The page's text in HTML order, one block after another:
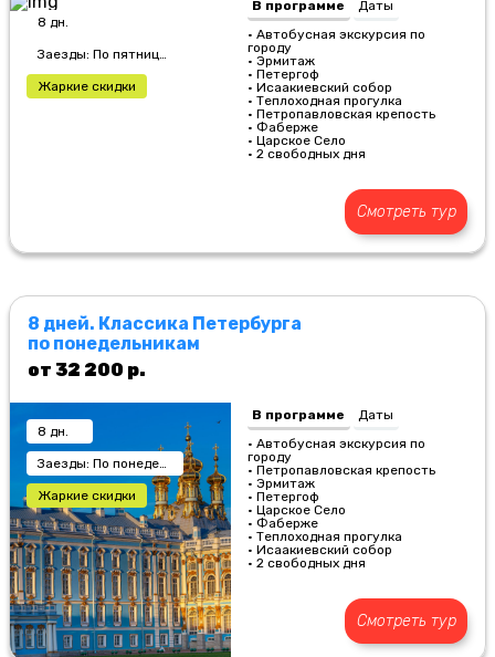
8 дн.
Заезды: По пятницам
Жаркие скидки
В программе
Даты
• Автобусная экскурсия по
городу
• Эрмитаж
• Петергоф
• Исаакиевский собор
• Теплоходная прогулка
• Петропавловская крепость
• Фаберже
• Царское Село
• 2 свободных дня
Смотреть тур
8 дней. Классика Петербурга
по понедельникам
от 32 200 р.
8 дн.
Заезды: По понедельникам
Жаркие скидки
В программе
Даты
• Автобусная экскурсия по
городу
• Петропавловская крепость
• Эрмитаж
• Петергоф
• Царское Село
• Фаберже
• Теплоходная прогулка
• Исаакиевский собор
• 2 свободных дня
Смотреть тур